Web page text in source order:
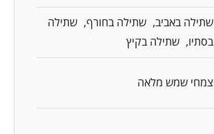
שתילה באביב שתילה בחורף שתילה
בסתיו
שתילה בקיץ
צמחי שמש מלאה